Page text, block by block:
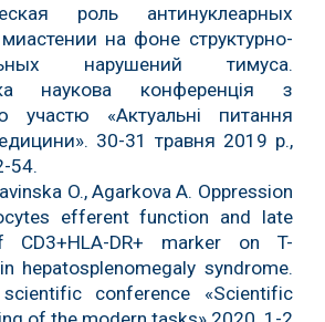
роль антинуклеарных
на фоне структурно-
нарушений тимуса.
наукова конференція з
участю «Актуальні питання
30-31 травня 2019 р.,
54.
O., Agarkova A. Oppression
efferent function and late
CD3+HLA-DR+ marker on T-
hepatosplenomegaly syndrome.
scientific conference «Scientific